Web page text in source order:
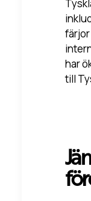
har
till